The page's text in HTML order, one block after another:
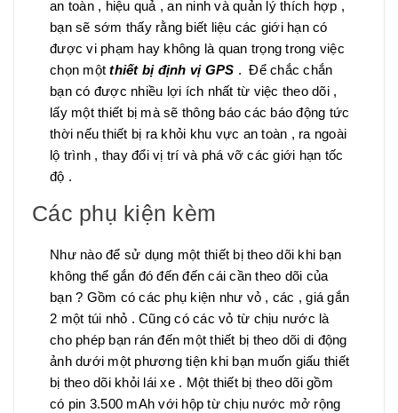
an toàn , hiệu quả , an ninh và quản lý thích hợp ,
bạn sẽ sớm thấy rằng biết liệu các giới hạn có
được vi phạm hay không là quan trọng trong việc
chọn mộtthiết bị định vị GPS . Để chắc chắn
bạn có được nhiều lợi ích nhất từ việc theo dõi ,
lấy một thiết bị mà sẽ thông báo các báo động tức
thời nếu thiết bị ra khỏi khu vực an toàn , ra ngoài
lộ trình , thay đổi vị trí và phá vỡ các giới hạn tốc
độ .
Các phụ kiện kèm
Như nào để sử dụng một thiết bị theo dõi khi bạn
không thể gắn đó đến đến cái cần theo dõi của
bạn ? Gồm có các phụ kiện như vỏ , các , giá gắn
2 một túi nhỏ . Cũng có các vỏ từ chịu nước là
cho phép bạn rán đến một thiết bị theo dõi di động
ảnh dưới một phương tiện khi bạn muốn giấu thiết
bị theo dõi khỏi lái xe . Một thiết bị theo dõi gồm
có pin 3.500 mAh với hộp từ chịu nước mở rộng